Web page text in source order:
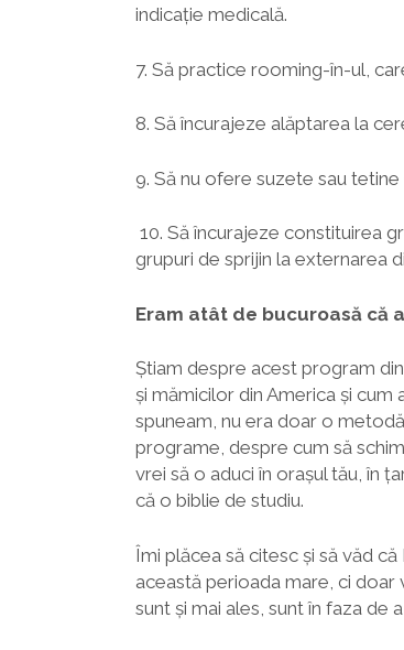
indicaţie medicală.
7. Să practice rooming-în-ul,
8. Să încurajeze alăptarea la
9. Să nu ofere suzete sau
10. Să încurajeze constituirea
grupuri de sprijin la externarea
Eram atât de bucuroasă că
Știam despre acest program
și mămicilor din America și cum
spuneam, nu era doar o
programe, despre cum să
vrei să o aduci în orașul tău, în
că o biblie de studiu.
Îmi plăcea să citesc și să văd
această perioada mare, ci doar
sunt și mai ales, sunt în faza de